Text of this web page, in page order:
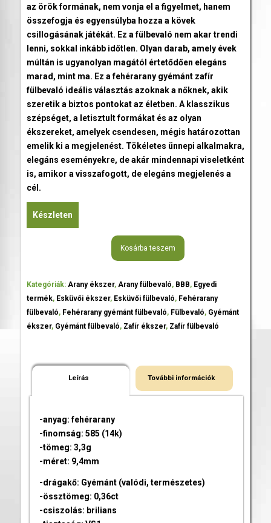
az örök formának, nem vonja el a figyelmet, hanem
összefogja és egyensúlyba hozza a kövek
csillogásának játékát. Ez a fülbevaló nem akar trendi
lenni, sokkal inkább időtlen. Olyan darab, amely évek
múltán is ugyanolyan magától értetődően elegáns
marad, mint ma. Ez a fehérarany gyémánt zafír
fülbevaló ideális választás azoknak a nőknek, akik
szeretik a biztos pontokat az életben. A klasszikus
szépséget, a letisztult formákat és az olyan
ékszereket, amelyek csendesen, mégis határozottan
emelik ki a megjelenést. Tökéletes ünnepi alkalmakra,
elegáns eseményekre, de akár mindennapi viseletként
is, amikor a visszafogott, de elegáns megjelenés a
cél.
Készleten
Kosárba teszem
Kategóriák: Arany ékszer, Arany fülbevaló, BBB, Egyedi
termék, Esküvői ékszer, Esküvői fülbevaló, Fehérarany
fülbevaló, Fehérarany gyémánt fülbevaló, Fülbevaló, Gyémánt
ékszer, Gyémánt fülbevaló, Zafír ékszer, Zafír fülbevaló
Leírás További információk
-anyag: fehérarany
-finomság: 585 (14k)
-tömeg: 3,3g
-méret: 9,4mm
-drágakő: Gyémánt (valódi, természetes)
-össztömeg: 0,36ct
-csiszolás: brilians